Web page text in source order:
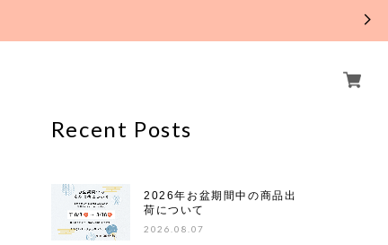
Recent Posts
2026年お盆期間中の商品出
荷について
2026.08.07